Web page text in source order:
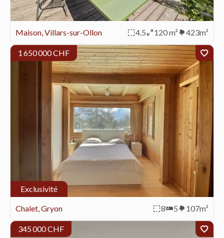
Maison, Villars-sur-Ollon 4.5 120 m² 423m²
Exclusivité
Chalet, Gryon
1 650 000 CHF
8 5 107m²
345 000 CHF